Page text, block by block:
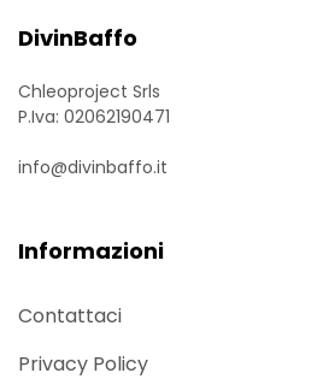
DivinBaffo
Chleoproject Srls
P.Iva: 02062190471
info@divinbaffo.it
Informazioni
Contattaci
Privacy Policy